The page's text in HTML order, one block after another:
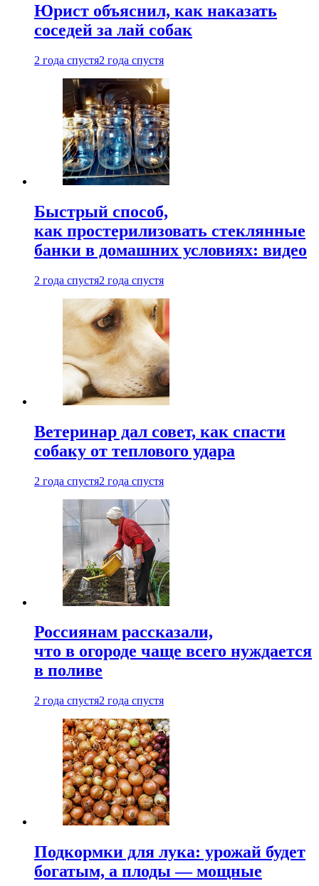
Юрист объяснил, как наказать
соседей за лай собак
2 года спустя2 года спустя
Быстрый способ,
как простерилизовать стеклянные
банки в домашних условиях: видео
2 года спустя2 года спустя
Ветеринар дал совет, как спасти
собаку от теплового удара
2 года спустя2 года спустя
Россиянам рассказали,
что в огороде чаще всего нуждается
в поливе
2 года спустя2 года спустя
Подкормки для лука: урожай будет
богатым, а плоды — мощные